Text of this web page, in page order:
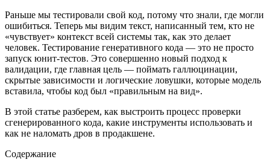
Раньше мы тестировали свой код, потому что знали, где могли
ошибиться. Теперь мы видим текст, написанный тем, кто не
«чувствует» контекст всей системы так, как это делает
человек. Тестирование генеративного кода — это не просто
запуск юнит-тестов. Это совершенно новый подход к
валидации, где главная цель — поймать галлюцинации,
скрытые зависимости и логические ловушки, которые модель
вставила, чтобы код был «правильным на вид».
В этой статье разберем, как выстроить процесс проверки
сгенерированного кода, какие инструменты использовать и
как не наломать дров в продакшене.
Содержание